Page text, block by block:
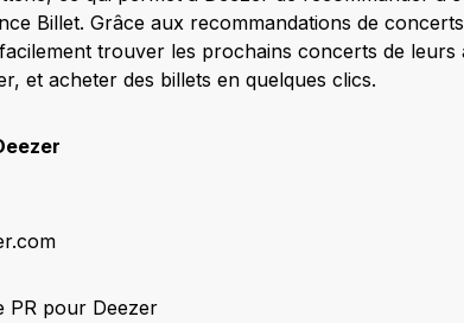
Billet. Grâce aux recommandations de
trouver les prochains concerts de leurs
et acheter des billets en quelques clics.
PR pour Deezer